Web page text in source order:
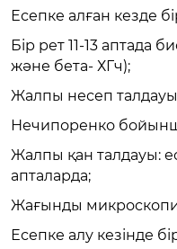
Есепке алған кезде
Бір рет 11-13 аптада
және бета- ХГч);
Жалпы несеп талдауы:
Нечипоренко
Жалпы қан талдауы:
апталарда;
Жағынды
Есепке алу кезінде